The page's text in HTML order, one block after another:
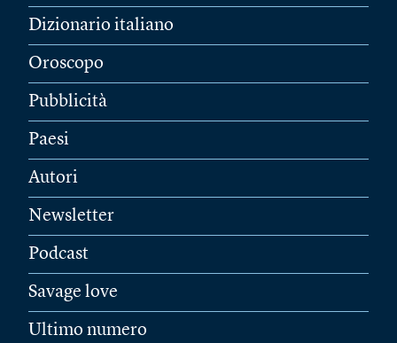
Dizionario italiano
Oroscopo
Pubblicità
Paesi
Autori
Newsletter
Podcast
Savage love
Ultimo numero